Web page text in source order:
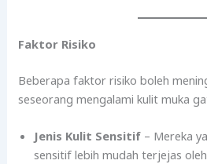
Faktor Risiko
Beberapa faktor risiko boleh
seseorang mengalami kulit muka
Jenis Kulit Sensitif – Mereka
sensitif lebih mudah terjejas